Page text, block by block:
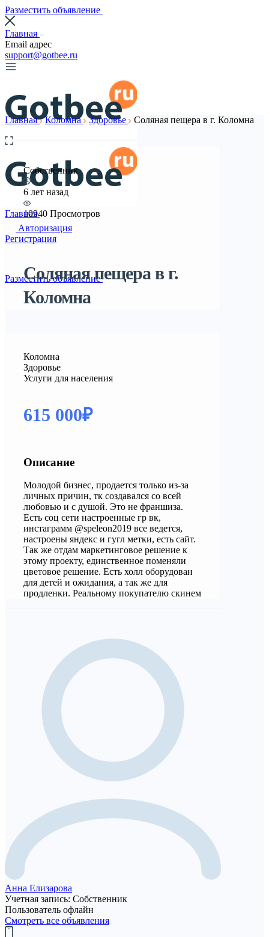
Разместить объявление
Главная
Email адрес
support@gotbee.ru
Главная
Авторизация
Регистрация
Разместить объявление
Главная Коломна Здоровье Соляная пещера в г. Коломна
Собственник
6 лет назад
10940 Просмотров
Соляная пещера в г.
Коломна
Коломна
Здоровье
Услуги для населения
615 000₽
Описание
Молодой бизнес, продается только из-за
личных причин, тк создавался со всей
любовью и с душой. Это не франшиза.
Есть соц сети настроенные гр вк,
инстаграмм @speleon2019 все ведется,
настроены яндекс и гугл метки, есть сайт.
Так же отдам маркетинговое решение к
этому проекту, единственное поменяли
цветовое решение. Есть холл оборудован
для детей и ожидания, а так же для
продленки. Реальному покупателю скинем
Анна Елизарова
Учетная запись: Собственник
Пользователь офлайн
Смотреть все объявления